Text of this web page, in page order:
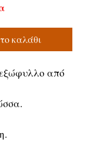
καλάθι
από